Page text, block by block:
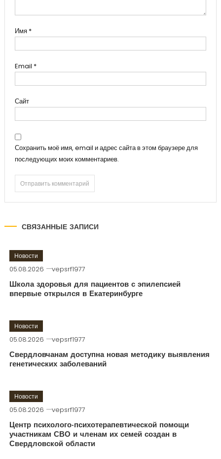
Имя *
Email *
Сайт
Сохранить моё имя, email и адрес сайта в этом браузере для
последующих моих комментариев.
СВЯЗАННЫЕ ЗАПИСИ
Новости
05.08.2026 vepsrf1977
Школа здоровья для пациентов с эпилепсией
впервые открылся в Екатеринбурге
Новости
05.08.2026 vepsrf1977
Свердловчанам доступна новая методику выявления
генетических заболеваний
Новости
05.08.2026 vepsrf1977
Центр психолого-психотерапевтической помощи
участникам СВО и членам их семей создан в
Свердловской области